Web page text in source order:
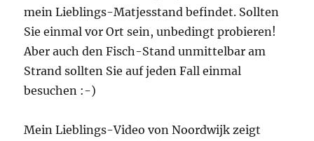
mein Lieblings-Matjesstand befindet. Sollten
Sie einmal vor Ort sein, unbedingt probieren!
Aber auch den Fisch-Stand unmittelbar am
Strand sollten Sie auf jeden Fall einmal
besuchen :-)
Mein Lieblings-Video von Noordwijk zeigt